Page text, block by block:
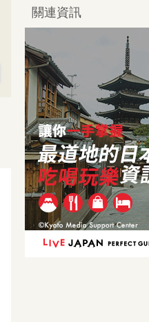
關連資訊